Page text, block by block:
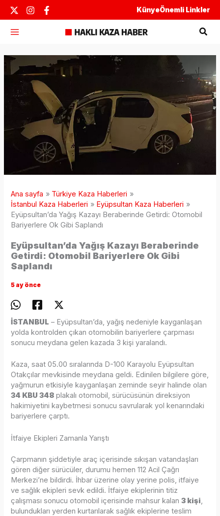
İçeriğe
atla
KünyeÖnemli Linkler
Ana sayfa
Türkiye Kaza Haberleri
İstanbul Kaza Haberleri
Eyüpsultan Kaza Haberleri
Eyüpsultan’da Yağış Kazayı Beraberinde Getirdi: Otomobil
Bariyerlere Ok Gibi Saplandı
Eyüpsultan’da Yağış Kazayı Beraberinde
Getirdi: Otomobil Bariyerlere Ok Gibi
Saplandı
5 ay önce
İSTANBUL – Eyüpsultan’da, yağış nedeniyle kayganlaşan
yolda kontrolden çıkan otomobilin bariyerlere çarpması
sonucu meydana gelen kazada 3 kişi yaralandı.
Kaza, saat 05.00 sıralarında D-100 Karayolu Eyüpsultan
Otakçılar mevkisinde meydana geldi. Edinilen bilgilere göre,
yağmurun etkisiyle kayganlaşan zeminde seyir halinde olan
34 KBU 348 plakalı otomobil, sürücüsünün direksiyon
hakimiyetini kaybetmesi sonucu savrularak yol kenarındaki
bariyerlere çarptı.
İtfaiye Ekipleri Zamanla Yarıştı
Çarpmanın şiddetiyle araç içerisinde sıkışan vatandaşları
gören diğer sürücüler, durumu hemen 112 Acil Çağrı
Merkezi’ne bildirdi. İhbar üzerine olay yerine polis, itfaiye
ve sağlık ekipleri sevk edildi. İtfaiye ekiplerinin titiz
çalışması sonucu otomobil içerisinde mahsur kalan3 kişi,
bulundukları yerden kurtarılarak sağlık ekiplerine teslim